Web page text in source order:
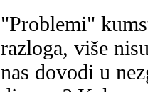
"Problemi"
razloga, više
nas dovodi u